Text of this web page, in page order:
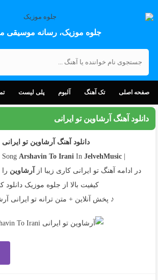
جلوه موزیک، رسانه موسیقی
صفحه اصلی تک آهنگ آلبوم پلی لیست
دانلود آهنگ آرشاوین تو ایرانی
دانلود آهنگ آرشاوین تو ایرانی
| Download Song
Arshavin To IraniIn JelvehMusic |
در ادامه آهنگ تو ایرانی کاری زیبا از
آرشاوین
کیفیت بالا از جلوه موزیک دانلود
♪ پخش آنلاین + متن ترانه تو ایرانی